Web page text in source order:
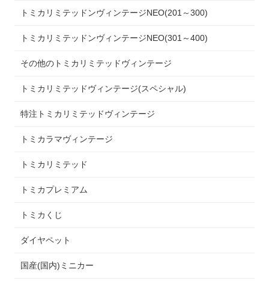
トミカリミテッドンヴィンテージNEO(201～300)
トミカリミテッドンヴィンテージNEO(301～400)
その他のトミカリミテッドヴィンテージ
トミカリミテッドヴィンテージ(スペシャル)
特注トミカリミテッドヴィンテージ
トミカラマヴィンテージ
トミカリミテッド
トミカプレミアム
トミカくじ
ダイヤペット
国産(国内)ミニカー